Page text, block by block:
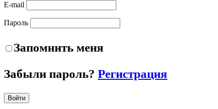
E-mail
Пароль
Запомнить меня
Забыли пароль? Регистрация
Войти